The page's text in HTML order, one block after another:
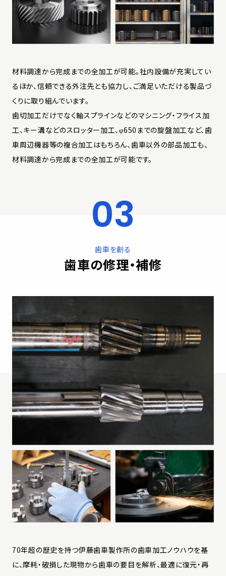
材料調達から完成までの全加工が可能。社内設備が充実してい
るほか、信頼できる外注先とも協力し、ご満足いただける製品づ
くりに取り組んでいます。
歯切加工だけでなく軸スプラインなどのマシニング・フライス加
工、キー溝などのスロッター加工、φ650までの旋盤加工など、歯
車周辺機器等の複合加工はもちろん、歯車以外の部品加工も、
材料調達から完成までの全加工が可能です。
歯車を創る
歯車の修理・補修
70年超の歴史を持つ伊藤歯車製作所の歯車加工ノウハウを基
に、摩耗・破損した現物から歯車の要目を解析、最適に復元・再